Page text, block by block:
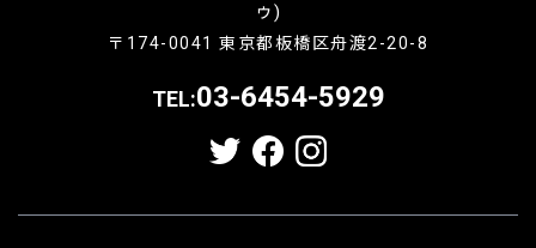
〒174-0041 東京都板橋区舟渡2-20-8
TEL:03-6454-5929